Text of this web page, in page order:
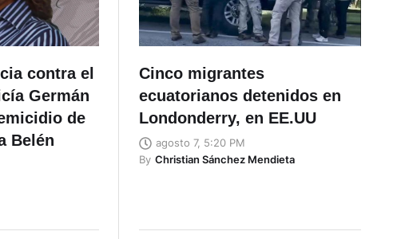
contra el
Germán
de
Belén
Cinco migrantes
ecuatorianos detenidos en
Londonderry, en EE.UU
agosto 7, 5:20 PM
By Christian Sánchez Mendieta